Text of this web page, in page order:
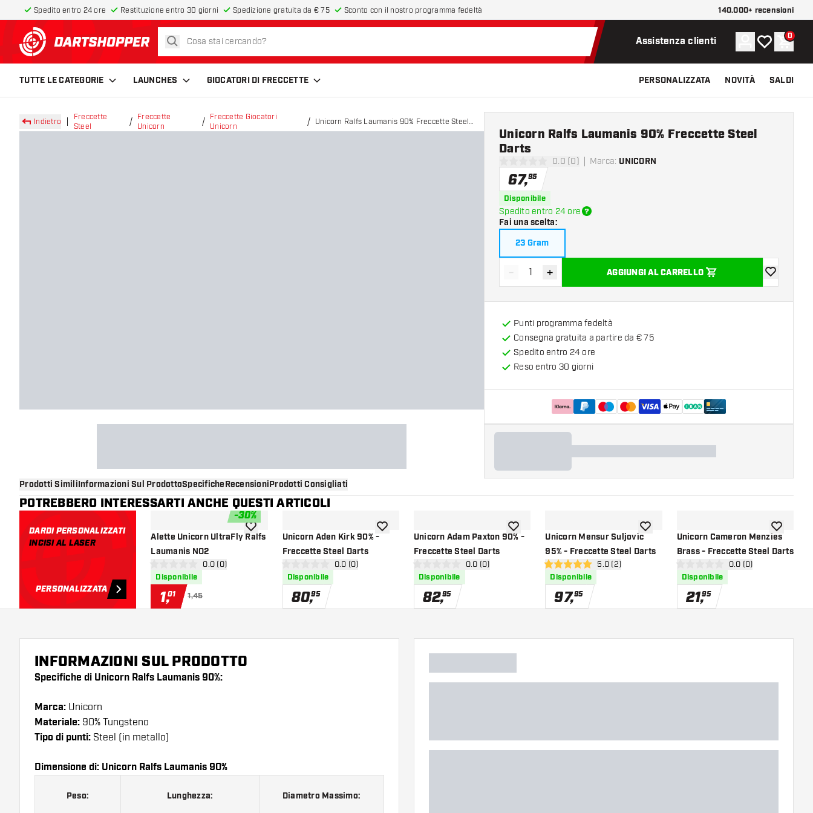
Spedito entro 24 ore Restituzione entro 30 giorni Spedizione gratuita da € 75 Sconto con il nostro programma fedeltà 140.000+ recensioni
torna alla home page
cerca Assistenza clienti Account
La mia lista
0
TUTTE LE CATEGORIE LAUNCHES GIOCATORI DI FRECCETTE PERSONALIZZATA NOVITÀ SALDI
Indietro
Freccette
Steel
Freccette
Unicorn
Freccette Giocatori
Unicorn
Unicorn Ralfs Laumanis 90% Freccette Steel
Darts
0 stelle di valutazione
0.0 (0) Marca: UNICORN
Unicorn Ralfs Laumanis 90% Freccette Steel
Darts
67,95
Disponibile
Spedito entro 24 ore
Fai una scelta:
23 Gram
Diminuisci quantità
- Aumenta quantità
+ AGGIUNGI AL CARRELLO
aggiungi
Punti programma fedeltà
Consegna gratuita a partire da € 75
Spedito entro 24 ore
Reso entro 30 giorni
Prodotti SimiliInformazioni Sul ProdottoSpecificheRecensioniProdotti Consigliati
POTREBBERO INTERESSARTI ANCHE QUESTI ARTICOLI
DARDI PERSONALIZZATI
INCISI AL LASER
PERSONALIZZATA
-30%
Alette Unicorn UltraFly Ralfs
Laumanis NO2
apri pannello recensioni
0 stelle di valutazione
0.0 (0)
Disponibile
1,01 1,45
aggiungi alla lista dei desideri
Unicorn Aden Kirk 90% -
Freccette Steel Darts
apri pannello recensioni
0 stelle di valutazione
0.0 (0)
Disponibile
80,95
aggiungi alla lista dei desideri
Unicorn Adam Paxton 90% -
Freccette Steel Darts
apri pannello recensioni
0 stelle di valutazione
0.0 (0)
Disponibile
82,95
aggiungi alla lista dei desideri
Unicorn Mensur Suljovic
95% - Freccette Steel Darts
apri pannello recensioni
5 stelle di valutazione
5.0 (2)
Disponibile
97,95
aggiungi alla lista dei desideri
Unicorn Cameron Menzies
Brass - Freccette Steel Darts
apri pannello
0 stelle di valutazione
0.0 (0)
Disponibile
21,95
aggiungi
INFORMAZIONI SUL PRODOTTO
Specifiche di Unicorn Ralfs Laumanis 90%:
Marca: Unicorn
Materiale: 90% Tungsteno
Tipo di punti: Steel (in metallo)
Dimensione di: Unicorn Ralfs Laumanis 90%
Peso: Lunghezza: Diametro Massimo: